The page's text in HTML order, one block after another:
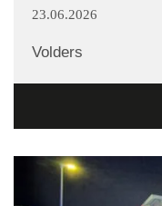
23.06.2026
Volders